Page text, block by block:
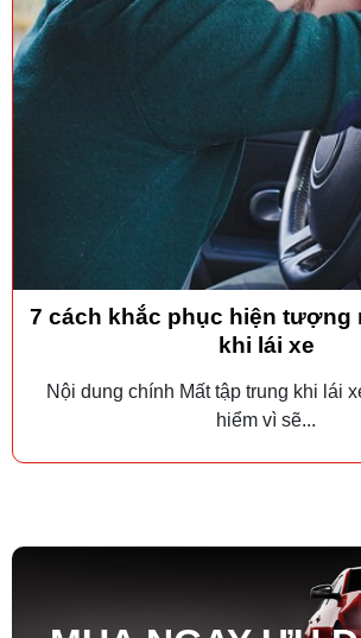
7 cách khắc phục hiện tượng
khi lái xe
Nội dung chính Mất tập trung khi lái
hiểm vì sẽ...